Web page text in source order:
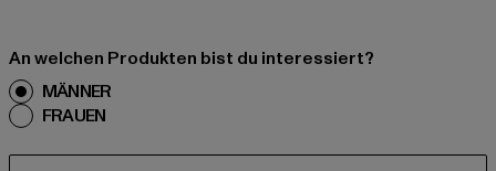
An welchen Produkten bist du interessiert?
MÄNNER
FRAUEN